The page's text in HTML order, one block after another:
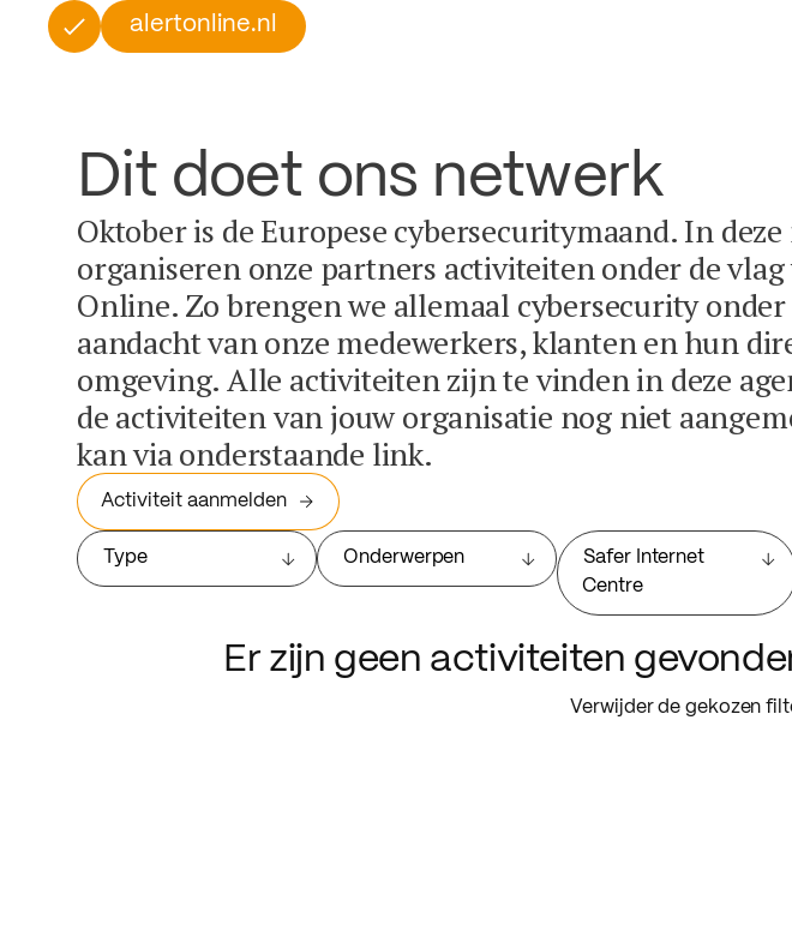
alertonline.nl
Dit doet ons netwerk
Oktober is de Europese cybersecuritymaand. In
organiseren onze partners activiteiten onder de
Online. Zo brengen we allemaal cybersecurity onder
aandacht van onze medewerkers, klanten en hun
omgeving. Alle activiteiten zijn te vinden in deze
de activiteiten van jouw organisatie nog niet
kan via onderstaande link.
Activiteit aanmelden
Type Onderwerpen
Safer Internet
Centre
Er zijn geen activiteiten
Verwijder de gekozen